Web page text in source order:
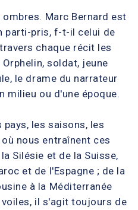
Marc Bernard est
parti-pris, f-t-il celui de
chaque récit les
soldat, jeune
le drame du narrateur
milieu ou d'une époque.
les saisons, les
nous entraînent ces
Silésie et de la Suisse,
et de l'Espagne ; de la
à la Méditerranée
il s'agit toujours de